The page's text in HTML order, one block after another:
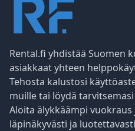
Rental.fi yhdistää Suomen
asiakkaat yhteen
Tehosta kalustosi
muille tai löydä
Aloita älykkäämpi
läpinäkyvästi ja